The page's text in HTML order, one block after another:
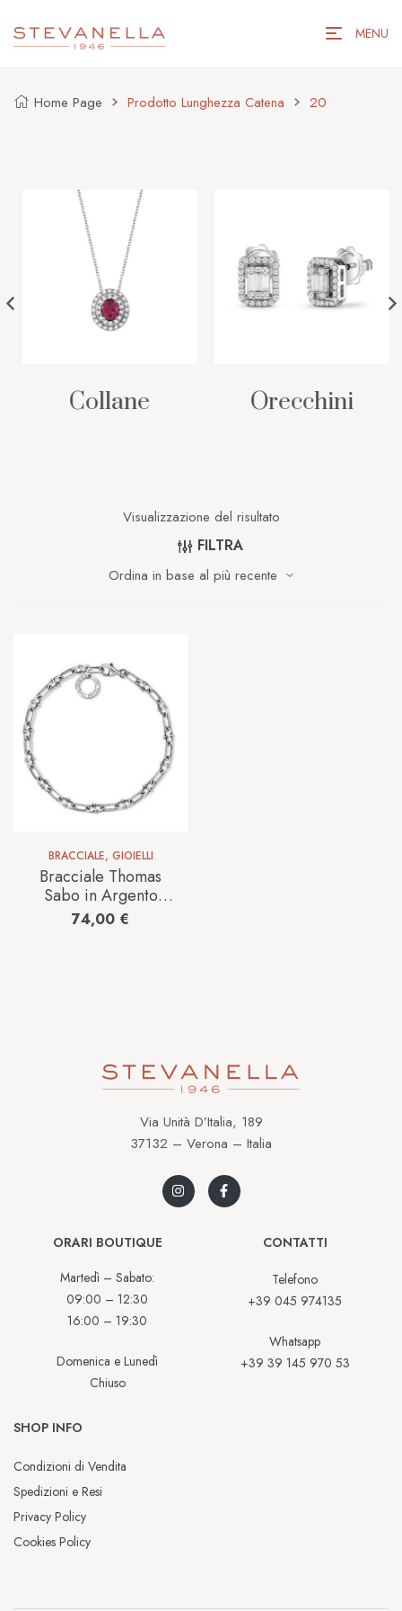
MENU
Home Page Prodotto Lunghezza Catena 20
Collane Orecchini
Visualizzazione del risultato
FILTRA
BRACCIALE, GIOIELLI
Bracciale Thomas
Sabo in Argento
X0255-637-21-L20
74,00 €
Via Unità D’Italia, 189
37132 – Verona – Italia
ORARI BOUTIQUE
Martedì – Sabato:
09:00 – 12:30
16:00 – 19:30
Domenica e Lunedì
Chiuso
CONTATTI
Telefono
+39 045 974135
Whatsapp
+39 39 145 970 53
SHOP INFO
Condizioni di Vendita
Spedizioni e Resi
Privacy Policy
Cookies Policy